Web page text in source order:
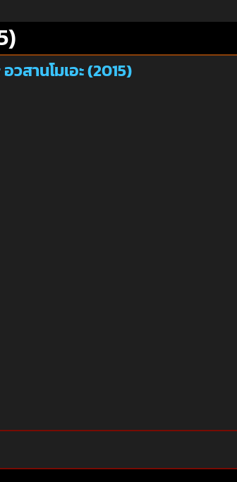
สานโมเอะ (2015)